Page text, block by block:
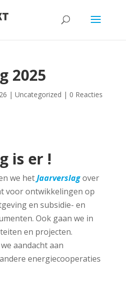
2025
| Uncategorized | 0 Reacties
is er !
we hetJaarverslagover
voor ontwikkelingen op
en subsidie- en
Ook gaan we in
en projecten.
aandacht aan
energiecooperaties